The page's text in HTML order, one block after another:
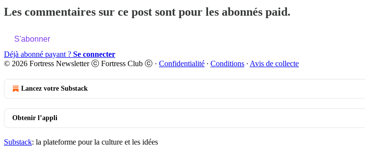
Les commentaires sur ce post sont pour les abonnés paid.
S'abonner
Déjà abonné payant ? Se connecter
© 2026 Fortress Newsletter ⓒ Fortress Club ⓒ · Confidentialité ∙ Conditions ∙ Avis de collecte
Lancez votre Substack
Obtenir l’appli
Substack: la plateforme pour la culture et les idées